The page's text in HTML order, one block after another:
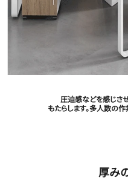
圧迫感などを感じさ
もたらします。多人数の
厚み